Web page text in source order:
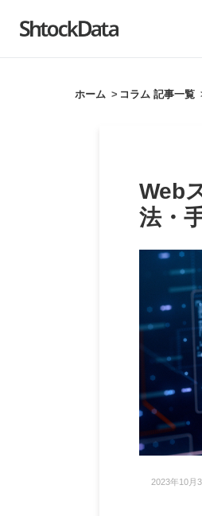
ホーム コラム 記事一覧
Web
法・
2023年10月